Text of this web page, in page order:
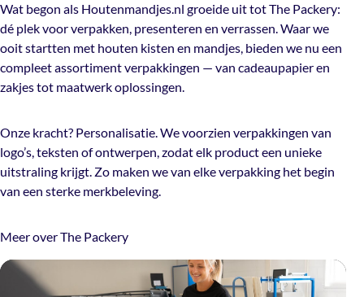
Wat begon als Houtenmandjes.nl groeide uit tot The Packery:
dé plek voor verpakken, presenteren en verrassen. Waar we
ooit startten met houten kisten en mandjes, bieden we nu een
compleet assortiment verpakkingen — van cadeaupapier en
zakjes tot maatwerk oplossingen.
Onze kracht? Personalisatie. We voorzien verpakkingen van
logo’s, teksten of ontwerpen, zodat elk product een unieke
uitstraling krijgt. Zo maken we van elke verpakking het begin
van een sterke merkbeleving.
Meer over The Packery